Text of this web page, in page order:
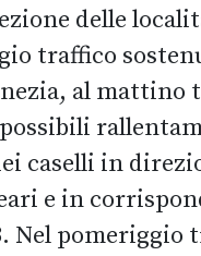
delle
traffico
al mattino
caselli in
e in
Nel pomeriggio